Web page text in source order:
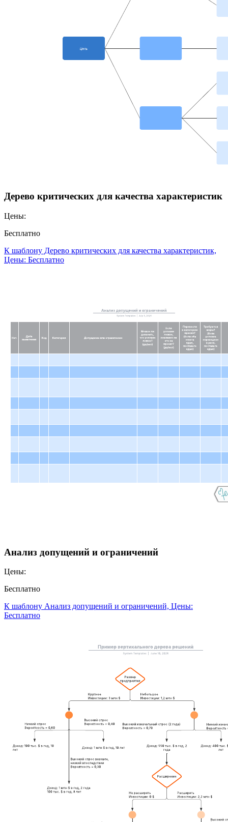
Дерево критических для качества характеристик
Цены:
Бесплатно
К шаблону Дерево критических для качества характеристик,
Цены: Бесплатно
Анализ допущений и ограничений
Цены:
Бесплатно
К шаблону Анализ допущений и ограничений, Цены:
Бесплатно